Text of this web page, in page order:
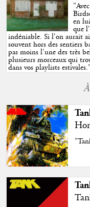
"
en
que
indéniable. Si l'on aurait
souvent hors des sentiers
pas moins l'une des très
plusieurs morceaux qui
dans vos playlists estivales."